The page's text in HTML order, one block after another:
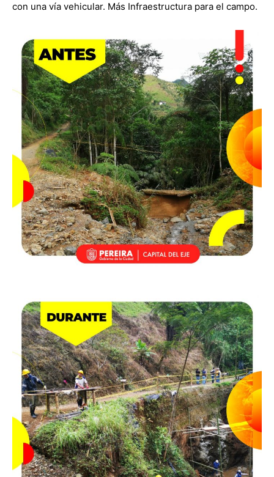
con una vía vehicular. Más Infraestructura para el campo.